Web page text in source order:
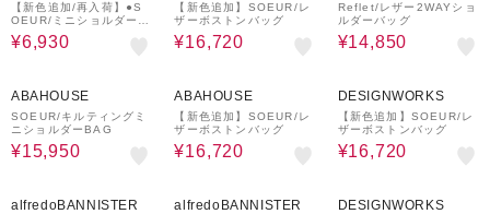
【新色追加/再入荷】●S
OEUR/ミニショルダーバ
ケットバッグ（ポーチ付)
¥6,930
【新色追加】SOEUR/レ
ザーボストンバッグ
¥16,720
Reflet/レザー2WAYショ
ルダーバッグ
¥14,850
ABAHOUSE
SOEUR/キルティングミ
ニショルダーBAG
¥15,950
ABAHOUSE
【新色追加】SOEUR/レ
ザーボストンバッグ
¥16,720
DESIGNWORKS
【新色追加】SOEUR/レ
ザーボストンバッグ
¥16,720
alfredoBANNISTER alfredoBANNISTER DESIGNWORKS